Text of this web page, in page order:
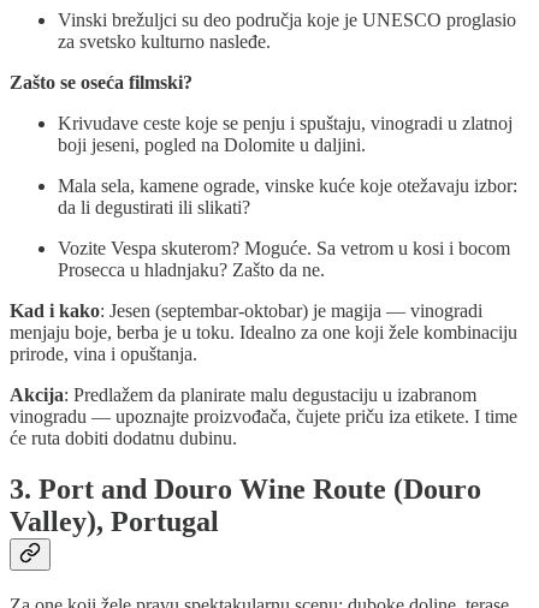
Vinski brežuljci su deo područja koje je UNESCO proglasio
za svetsko kulturno nasleđe.
Zašto se oseća filmski?
Krivudave ceste koje se penju i spuštaju, vinogradi u zlatnoj
boji jeseni, pogled na Dolomite u daljini.
Mala sela, kamene ograde, vinske kuće koje otežavaju izbor:
da li degustirati ili slikati?
Vozite Vespa skuterom? Moguće. Sa vetrom u kosi i bocom
Prosecca u hladnjaku? Zašto da ne.
Kad i kako: Jesen (septembar-oktobar) je magija — vinogradi
menjaju boje, berba je u toku. Idealno za one koji žele kombinaciju
prirode, vina i opuštanja.
Akcija: Predlažem da planirate malu degustaciju u izabranom
vinogradu — upoznajte proizvođača, čujete priču iza etikete. I time
će ruta dobiti dodatnu dubinu.
3. Port and Douro Wine Route (Douro
Valley), Portugal